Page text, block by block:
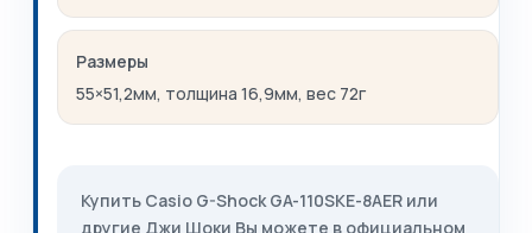
Размеры
55×51,2мм, толщина 16,9мм, вес 72г
Купить Casio G-Shock GA-110SKE-8AER или
другие Джи Шоки Вы можете в официальном